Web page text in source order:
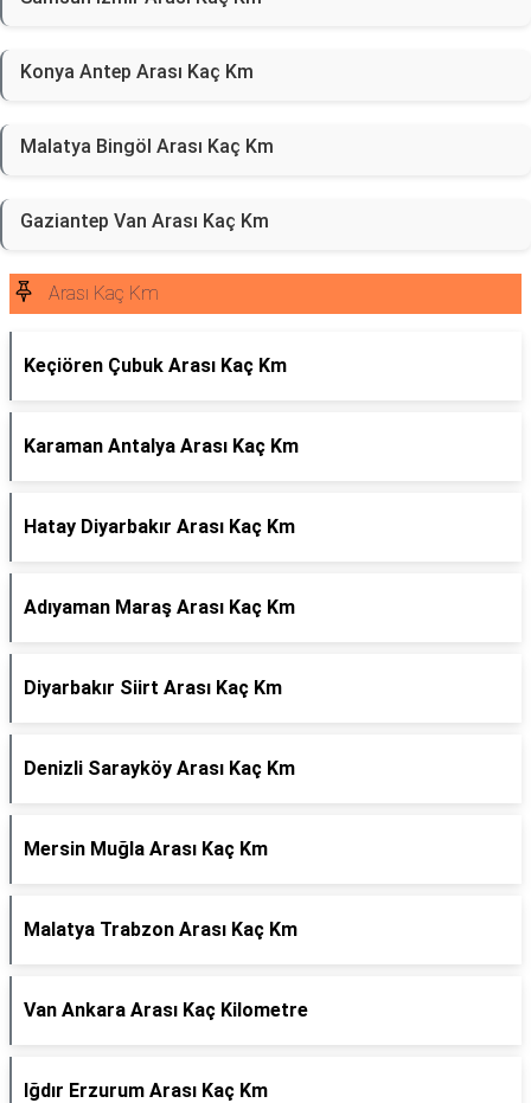
Konya Antep Arası Kaç Km
Malatya Bingöl Arası Kaç Km
Gaziantep Van Arası Kaç Km
Arası Kaç Km
Keçiören Çubuk Arası Kaç Km
Karaman Antalya Arası Kaç Km
Hatay Diyarbakır Arası Kaç Km
Adıyaman Maraş Arası Kaç Km
Diyarbakır Siirt Arası Kaç Km
Denizli Sarayköy Arası Kaç Km
Mersin Muğla Arası Kaç Km
Malatya Trabzon Arası Kaç Km
Van Ankara Arası Kaç Kilometre
Iğdır Erzurum Arası Kaç Km